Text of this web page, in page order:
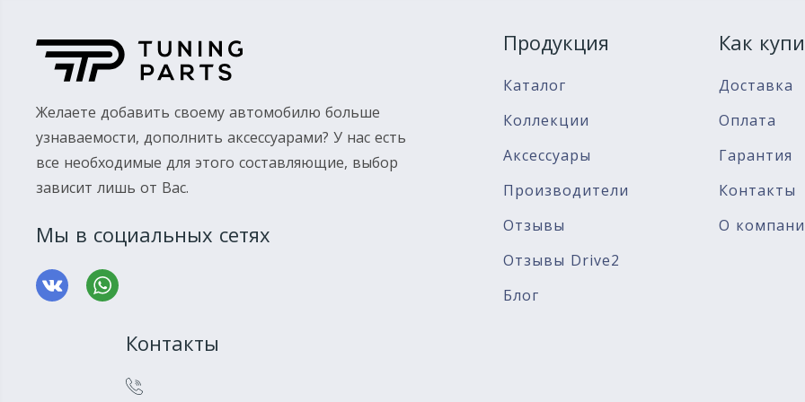
Желаете добавить своему автомобилю больше
узнаваемости, дополнить аксессуарами? У нас есть
все необходимые для этого составляющие, выбор
зависит лишь от Вас.
Мы в социальных сетях
Продукция
Каталог
Коллекции
Аксессуары
Производители
Отзывы
Отзывы Drive2
Блог
Как
Доставка
Оплата
Гарантия
Контакты
О
Контакты